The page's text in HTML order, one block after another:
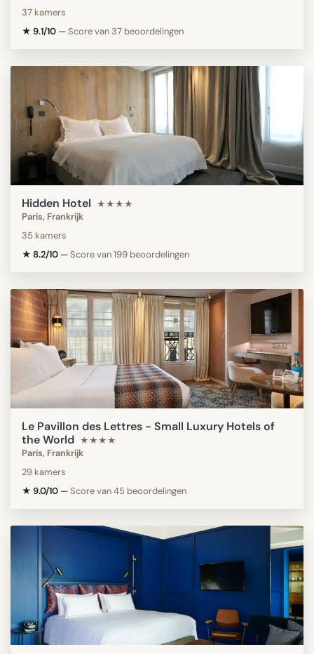
37 kamers
★ 9.1/10 —Score van 37 beoordelingen
Hidden Hotel ★★★★
Paris, Frankrijk
35 kamers
★ 8.2/10 —Score van 199 beoordelingen
Le Pavillon des Lettres - Small Luxury Hotels of
the World ★★★★
Paris, Frankrijk
29 kamers
★ 9.0/10 —Score van 45 beoordelingen